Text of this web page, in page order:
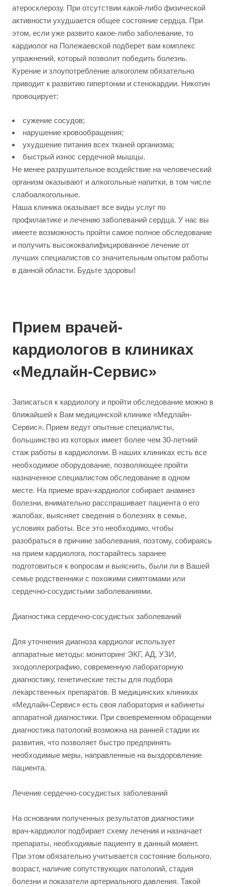
атеросклерозу. При отсутствии какой-либо физической
активности ухудшается общее состояние сердца. При
этом, если уже развито какое-либо заболевание, то
кардиолог на Полежаевской подберет вам комплекс
упражнений, который позволит победить болезнь.
Курение и злоупотребление алкоголем обязательно
приводит к развитию гипертонии и стенокардии. Никотин
провоцирует:
сужение сосудов;
нарушение кровообращения;
ухудшение питания всех тканей организма;
быстрый износ сердечной мышцы.
Не менее разрушительное воздействие на человеческий
организм оказывают и алкогольные напитки, в том числе
слабоалкогольные.
Наша клиника оказывает все виды услуг по
профилактике и лечению заболеваний сердца. У нас вы
имеете возможность пройти самое полное обследование
и получить высококвалифицированное лечение от
лучших специалистов со значительным опытом работы
в данной области. Будьте здоровы!
Прием врачей-
кардиологов в клиниках
«Медлайн-Сервис»
Записаться к кардиологу и пройти обследование можно в
ближайшей к Вам медицинской клинике «Медлайн-
Сервис». Прием ведут опытные специалисты,
большинство из которых имеет более чем 30-летний
стаж работы в кардиологии. В наших клиниках есть все
необходимое оборудование, позволяющее пройти
назначенное специалистом обследование в одном
месте. На приеме врач-кардиолог собирает анамнез
болезни, внимательно расспрашивает пациента о его
жалобах, выясняет сведения о болезнях в семье,
условиях работы. Все это необходимо, чтобы
разобраться в причине заболевания, поэтому, собираясь
на прием кардиолога, постарайтесь заранее
подготовиться к вопросам и выяснить, были ли в Вашей
семье родственники с похожими симптомами или
сердечно-сосудистыми заболеваниями.
Диагностика сердечно-сосудистых заболеваний
Для уточнения диагноза кардиолог использует
аппаратные методы: мониторинг ЭКГ, АД, УЗИ,
эходоплерографию, современную лабораторную
диагностику, генетические тесты для подбора
лекарственных препаратов. В медицинских клиниках
«Медлайн-Сервис» есть своя лаборатория и кабинеты
аппаратной диагностики. При своевременном обращении
диагностика патологий возможна на ранней стадии их
развития, что позволяет быстро предпринять
необходимые меры, направленные на выздоровление
пациента.
Лечение сердечно-сосудистых заболеваний
На основании полученных результатов диагностики
врач-кардиолог подбирает схему лечения и назначает
препараты, необходимые пациенту в данный момент.
При этом обязательно учитывается состояние больного,
возраст, наличие сопутствующих патологий, стадия
болезни и показатели артериального давления. Такой